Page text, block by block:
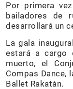
Por primera
bailadores de
desarrollará un
La gala
estará a cargo
muerto, el
Compas Dance,
Ballet Rakatán.